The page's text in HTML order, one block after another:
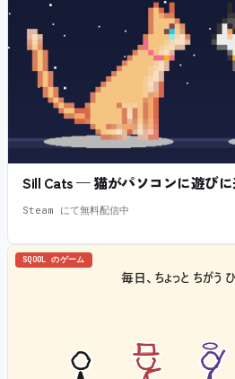
Sill Cats — 猫がパソコンに遊びに
Steam にて無料配信中
SQOOL のゲーム